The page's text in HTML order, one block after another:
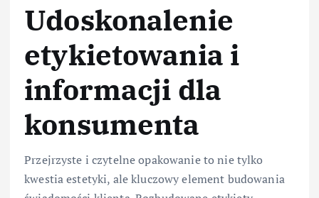
Udoskonalenie
etykietowania i
informacji dla
konsumenta
Przejrzyste i czytelne opakowanie to nie tylko
kwestia estetyki, ale kluczowy element budowania